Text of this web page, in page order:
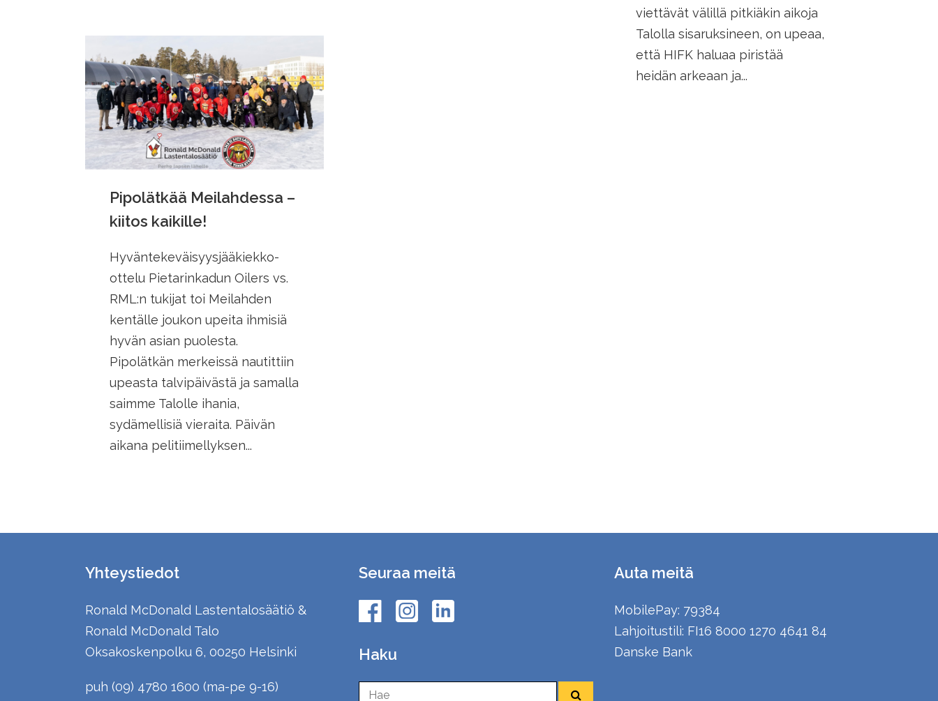
viettävät välillä pitkiäkin aikoja
Talolla sisaruksineen, on upeaa,
että HIFK haluaa piristää
heidän arkeaan ja...
Pipolätkää Meilahdessa –
kiitos kaikille!
Hyväntekeväisyysjääkiekko-
ottelu Pietarinkadun Oilers vs.
RML:n tukijat toi Meilahden
kentälle joukon upeita ihmisiä
hyvän asian puolesta.
Pipolätkän merkeissä nautittiin
upeasta talvipäivästä ja samalla
saimme Talolle ihania,
sydämellisiä vieraita. Päivän
aikana pelitiimellyksen...
Yhteystiedot
Ronald McDonald Lastentalosäätiö &
Ronald McDonald Talo
Oksakoskenpolku 6, 00250 Helsinki
puh (09) 4780 1600 (ma-pe 9-16)
Seuraa meitä
Haku
Auta meitä
MobilePay: 79384
Lahjoitustili: FI16 8000 1270 4641 84
Danske Bank